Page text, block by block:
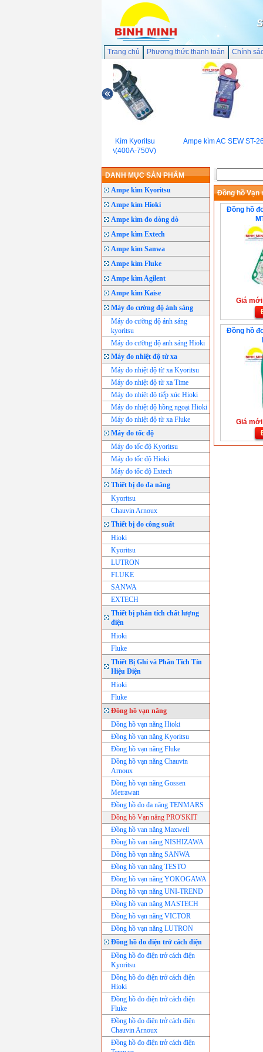
Trang chủ Phương thức thanh toán Chính
Ampe Kìm Kyoritsu
2003A(400A-750V)
Ampe kìm AC SEW ST-
DANH MỤC SẢN PHẨM
Ampe kìm Kyoritsu
Ampe kìm Hioki
Ampe kìm đo dòng dò
Ampe kìm Extech
Ampe kìm Sanwa
Ampe kìm Fluke
Ampe kìm Agilent
Ampe kìm Kaise
Máy đo cường độ ánh sáng
Máy đo cường độ ánh sáng
kyoritsu
Máy đo cường độ anh sáng Hioki
Máy đo nhiệt độ từ xa
Máy đo nhiệt độ từ xa Kyoritsu
Máy đo nhiệt độ từ xa Time
Máy đo nhiệt độ tiếp xúc Hioki
Máy đo nhiệt độ hồng ngoại Hioki
Máy đo nhiệt độ từ xa Fluke
Máy đo tốc độ
Máy đo tốc độ Kyoritsu
Máy đo tốc độ Hioki
Máy đo tốc độ Extech
Thiết bị đo đa năng
Kyoritsu
Chauvin Arnoux
Thiết bị đo công suất
Hioki
Kyoritsu
LUTRON
FLUKE
SANWA
EXTECH
Thiết bị phân tích chất lượng
điện
Hioki
Fluke
Thiết Bị Ghi và Phân Tích Tín
Hiệu Điện
Hioki
Fluke
Đồng hồ vạn năng
Đồng hồ vạn năng Hioki
Đồng hồ vạn năng Kyoritsu
Đồng hồ vạn năng Fluke
Đồng hồ vạn năng Chauvin
Arnoux
Đồng hồ vạn năng Gossen
Metrawatt
Đồng hồ đo đa năng TENMARS
Đồng hồ Vạn năng PRO'SKIT
Đồng hồ van năng Maxwell
Đồng hồ van năng NISHIZAWA
Đồng hồ vạn năng SANWA
Đồng hồ vạn năng TESTO
Đồng hồ vạn năng YOKOGAWA
Đồng hồ vạn năng UNI-TREND
Đồng hồ vạn năng MASTECH
Đồng hồ vạn năng VICTOR
Đồng hồ vạn năng LUTRON
Đồng hồ đo điện trở cách điện
Đồng hồ đo điện trở cách điện
Kyoritsu
Đồng hồ đo điện trở cách điện
Hioki
Đồng hồ đo điện trở cách điện
Fluke
Đồng hồ đo điện trở cách điện
Chauvin Arnoux
Đồng hồ đo điện trở cách điện
Đồng hồ Vạn
Đồng hồ
Giá
Đồng hồ
Giá